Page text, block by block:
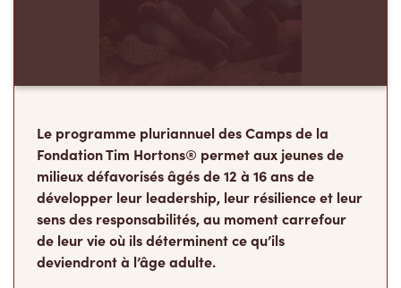
Le programme pluriannuel des Camps de la
Fondation Tim Hortons® permet aux jeunes de
milieux défavorisés âgés de 12 à 16 ans de
développer leur leadership, leur résilience et leur
sens des responsabilités, au moment carrefour
de leur vie où ils déterminent ce qu’ils
deviendront à l’âge adulte.